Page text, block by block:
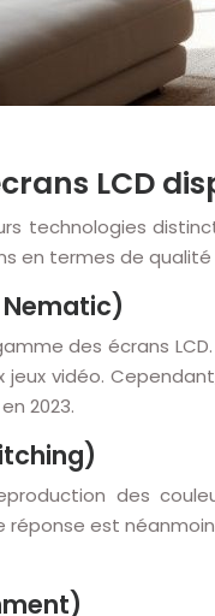
LCD
technologies
en termes de
des écrans
vidéo.
2023.
des
réponse est